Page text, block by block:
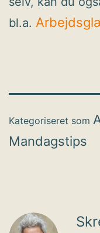
bl.a.
Kategoriseret som
Mandagstips